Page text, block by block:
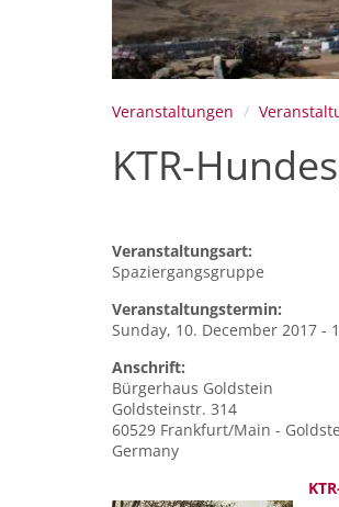
Veranstaltungen
KTR-
Veranstaltungsart:
Spaziergangsgruppe
Veranstaltungstermin:
Sunday, 10. December 2017 -
Anschrift:
Bürgerhaus Goldstein
Goldsteinstr. 314
60529 Frankfurt/Main -
Germany